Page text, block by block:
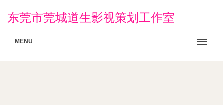
东莞市莞城道生影视策划工作室
MENU